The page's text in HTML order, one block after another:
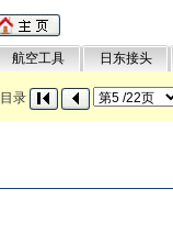
航空工具 日东接头
目录